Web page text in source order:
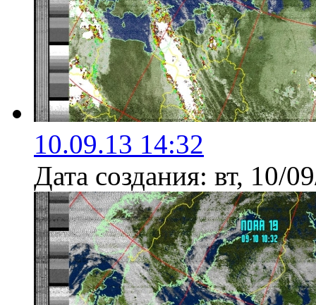
10.09.13 14:32
Дата создания: вт, 10/